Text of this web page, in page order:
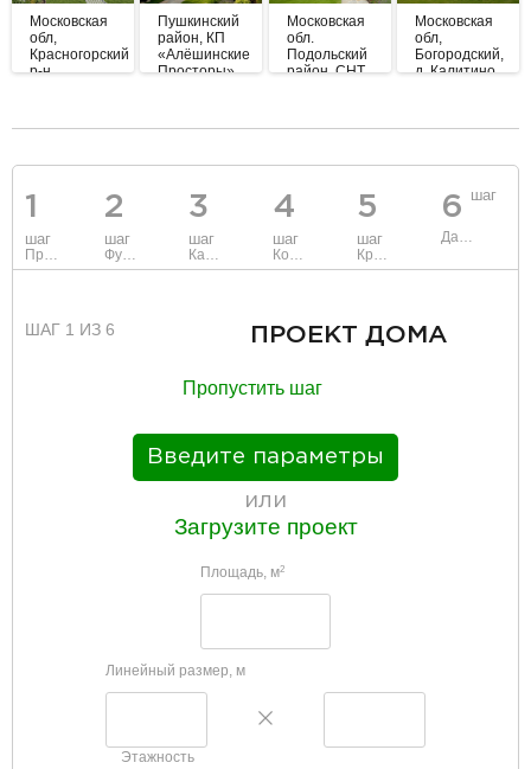
Московская
обл,
Красногорский
р-н,
Пушкинский
район, КП
«Алёшинские
Просторы»
Московская
обл.
Подольский
район, СНТ
Московская
обл,
Богородский,
д. Калитино
1
шаг
Проект
2
шаг
Фундамент
3
шаг
Каркас и стены
4
шаг
Коммуникации
5
шаг
Крыша
6 шаг
Данные
ШАГ 1 ИЗ 6 ПРОЕКТ ДОМА
Пропустить шаг
Введите параметры
или
Загрузите проект
Площадь, м2
Линейный размер, м
Этажность